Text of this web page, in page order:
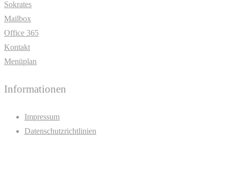
Sokrates
Mailbox
Office 365
Kontakt
Menüplan
Informationen
Impressum
Datenschutzrichtlinien